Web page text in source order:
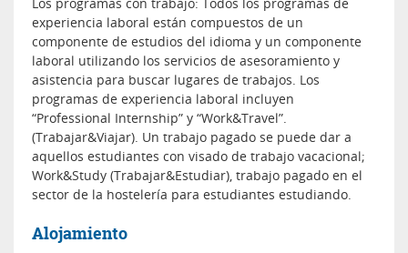
experiencia laboral están compuestos de un
componente de estudios del idioma y un componente
laboral utilizando los servicios de asesoramiento y
asistencia para buscar lugares de trabajos. Los
programas de experiencia laboral incluyen
“Professional Internship” y “Work&Travel”.
(Trabajar&Viajar). Un trabajo pagado se puede dar a
aquellos estudiantes con visado de trabajo vacacional;
Work&Study (Trabajar&Estudiar), trabajo pagado en el
sector de la hostelería para estudiantes estudiando.
Alojamiento